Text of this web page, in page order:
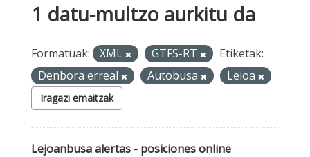
1 datu-multzo aurkitu da
Formatuak: XML GTFS-RT
Etiketak:
Denbora erreal
Autobusa Leioa
Iragazi emaitzak
Lejoanbusa alertas - posiciones online